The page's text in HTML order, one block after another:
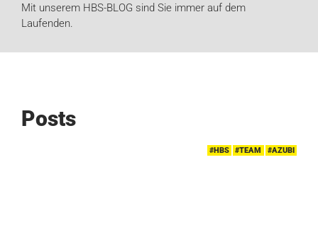
Mit unserem HBS-BLOG sind Sie immer auf dem
Laufenden.
Posts
#HBS #TEAM #AZUBI